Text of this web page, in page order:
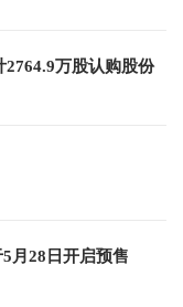
万股认购股份
月28日开启预售